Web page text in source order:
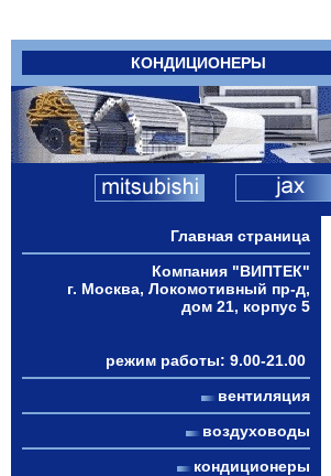
КОНДИЦИОНЕРЫ
Главная страница
Компания "ВИПТЕК"
г. Москва, Локомотивный пр-д,
дом 21, корпус 5
режим работы: 9.00-21.00
вентиляция
воздуховоды
кондиционеры